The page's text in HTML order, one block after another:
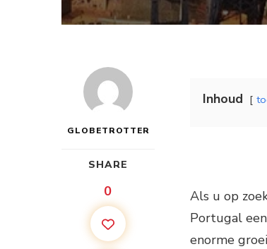
GLOBETROTTER
SHARE
0
Inhoud
Als u op
Portugal
enorme